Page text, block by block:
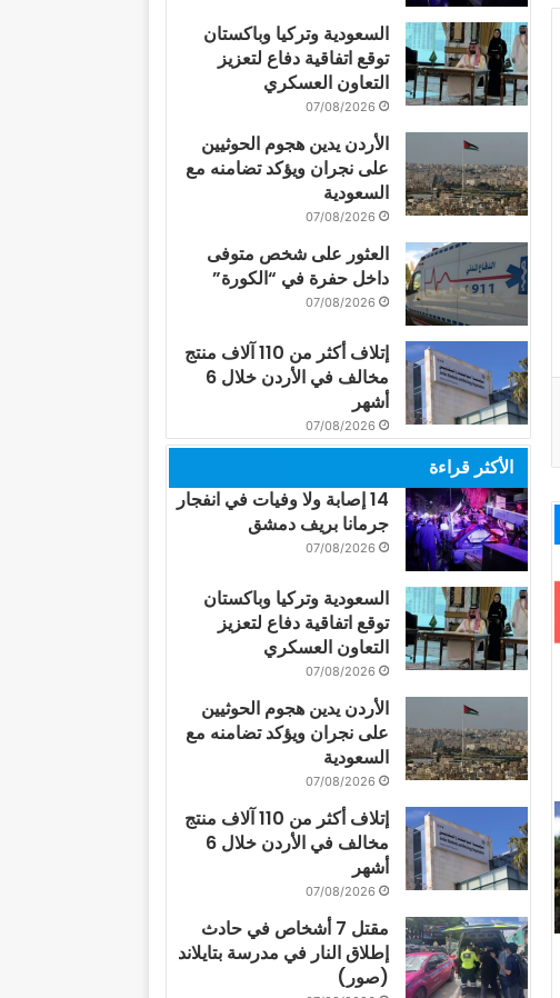
السعودية وتركيا وباكستان
توقع اتفاقية دفاع لتعزيز
التعاون العسكري
07/08/2026
الأردن يدين هجوم الحوثيين
على نجران ويؤكد تضامنه مع
السعودية
07/08/2026
العثور على شخص متوفى
داخل حفرة في “الكورة”
07/08/2026
إتلاف أكثر من 110 آلاف منتج
مخالف في الأردن خلال 6
أشهر
07/08/2026
الأكثر قراءة
14 إصابة ولا وفيات في انفجار
جرمانا بريف دمشق
07/08/2026
السعودية وتركيا وباكستان
توقع اتفاقية دفاع لتعزيز
التعاون العسكري
07/08/2026
الأردن يدين هجوم الحوثيين
على نجران ويؤكد تضامنه مع
السعودية
07/08/2026
إتلاف أكثر من 110 آلاف منتج
مخالف في الأردن خلال 6
أشهر
07/08/2026
مقتل 7 أشخاص في حادث
إطلاق النار في مدرسة بتايلاند
(صور)